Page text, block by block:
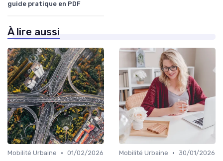
guide pratique en PDF
À lire aussi
Mobilité Urbaine • 01/02/2026
Mobilité Urbaine • 30/01/2026